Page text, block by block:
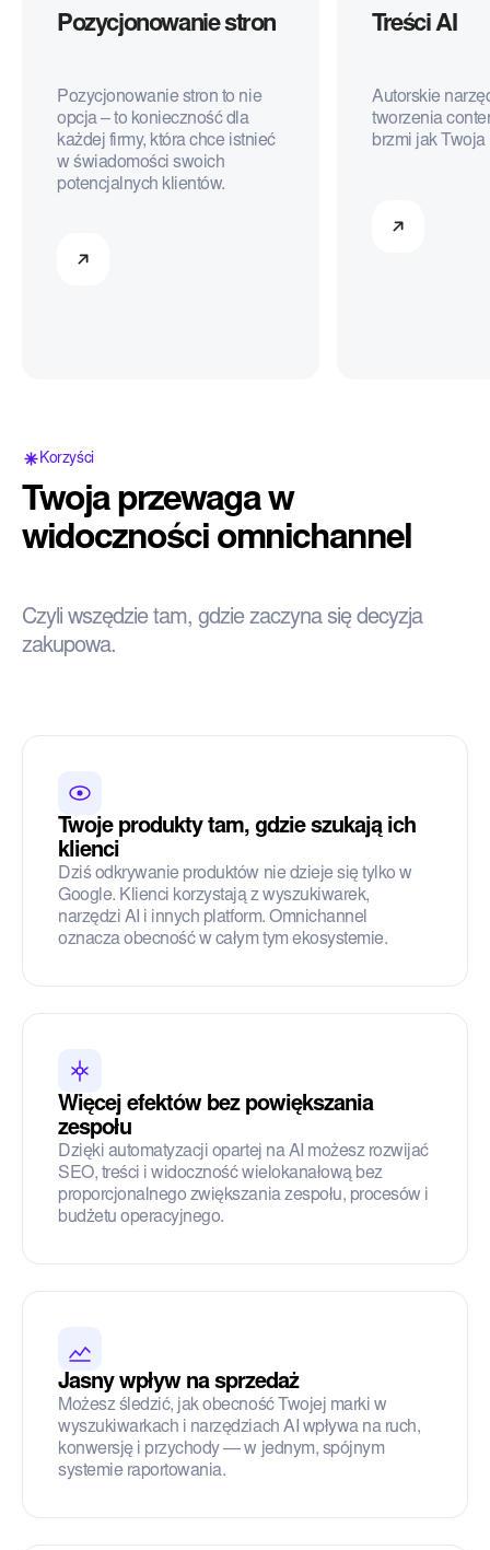
Pozycjonowanie stron
Pozycjonowanie stron to nie
opcja – to konieczność dla
każdej firmy, która chce istnieć
w świadomości swoich
potencjalnych klientów.
Treści AI
Autorskie
tworzenia
brzmi jak Twoja
Korzyści
Twoja przewaga w
widoczności omnichannel
Czyli wszędzie tam, gdzie zaczyna się decyzja
zakupowa.
Twoje produkty tam, gdzie szukają ich
klienci
Dziś odkrywanie produktów nie dzieje się tylko w
Google. Klienci korzystają z wyszukiwarek,
narzędzi AI i innych platform. Omnichannel
oznacza obecność w całym tym ekosystemie.
Więcej efektów bez powiększania
zespołu
Dzięki automatyzacji opartej na AI możesz rozwijać
SEO, treści i widoczność wielokanałową bez
proporcjonalnego zwiększania zespołu, procesów i
budżetu operacyjnego.
Jasny wpływ na sprzedaż
Możesz śledzić, jak obecność Twojej marki w
wyszukiwarkach i narzędziach AI wpływa na ruch,
konwersję i przychody — w jednym, spójnym
systemie raportowania.